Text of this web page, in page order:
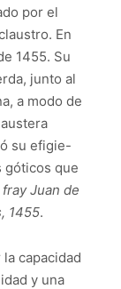
por el
En
1455. Su
junto al
a modo de
su efigie-
góticos que
Juan de
1455.
capacidad
y una